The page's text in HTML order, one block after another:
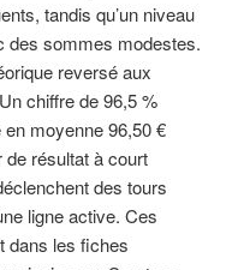
tandis qu’un niveau
des sommes modestes.
reversé aux
chiffre de 96,5 %
moyenne 96,50 €
de résultat à court
des tours
ligne active. Ces
dans les fiches